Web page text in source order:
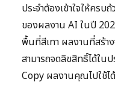
ประจำต้องเข้าใจให้คร
ของผลงาน AI ในปี
พื้นที่สีเทา ผลงานที่สร้า
สามารถจดลิขสิทธิ์ได้ใน
Copy ผลงานคุณไปใช้ไ